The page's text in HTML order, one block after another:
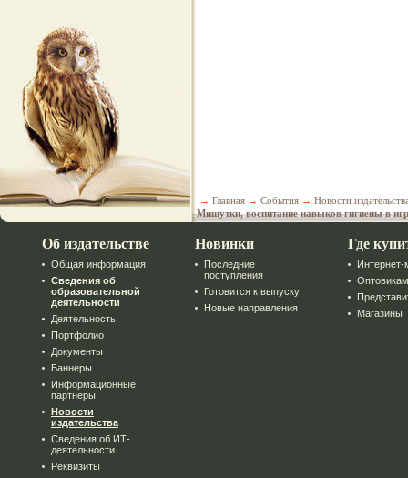
→ Главная → События → Новости
Мишутки, воспитание навыков гигиены в
Об издательстве
Общая информация
Сведения об
образовательной
деятельности
Деятельность
Портфолио
Документы
Баннеры
Информационные
партнеры
Новости
издательства
Сведения об ИТ-
деятельности
Реквизиты
Новинки
Последние
поступления
Готовится к выпуску
Новые направления
Где
Интернет-
Оптовикам
Магазины